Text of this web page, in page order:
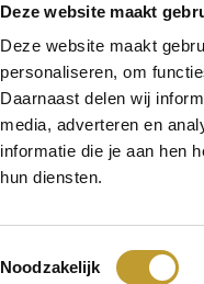
Deze website maakt
Deze website maakt
personaliseren, om
Daarnaast delen wij
media, adverteren en
informatie die je aan hen
hun diensten.
Toestemmingsselectie
Noodzakelijk